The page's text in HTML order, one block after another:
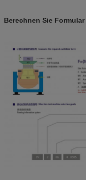
Berechnen Sie